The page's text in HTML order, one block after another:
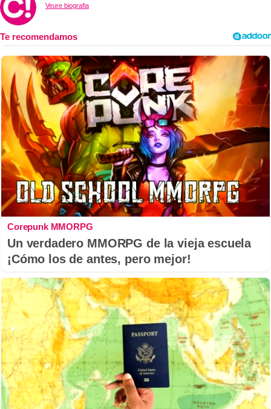
Veure biografia
Corepunk MMORPG
Un verdadero MMORPG de la vieja escuela
¡Cómo los de antes, pero mejor!